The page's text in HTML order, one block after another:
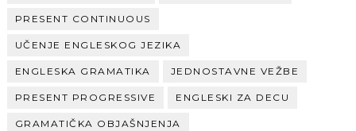
PRESENT CONTINUOUS
UČENJE ENGLESKOG JEZIKA
ENGLESKA GRAMATIKA JEDNOSTAVNE VEŽBE
PRESENT PROGRESSIVE ENGLESKI ZA DECU
GRAMATIČKA OBJAŠNJENJA